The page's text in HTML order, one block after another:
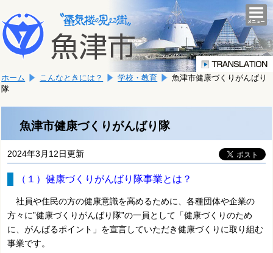
文
へ
移
ま
す。
こ
か
文
で
す。
ホーム こんなときには？ 学校・教育
魚津市健康づくりがんばり
隊
魚津市健康づくりがんばり隊
2024年3月12日更新
（１）健康づくりがんばり隊事業とは？
社員や住民の方の健康意識を高めるために、各種団体や企業の
方々に”健康づくりがんばり隊”の一員として 「健康づくりのため
に、がんばるポイント」を宣言していただき健康づくりに取り組む
事業です。